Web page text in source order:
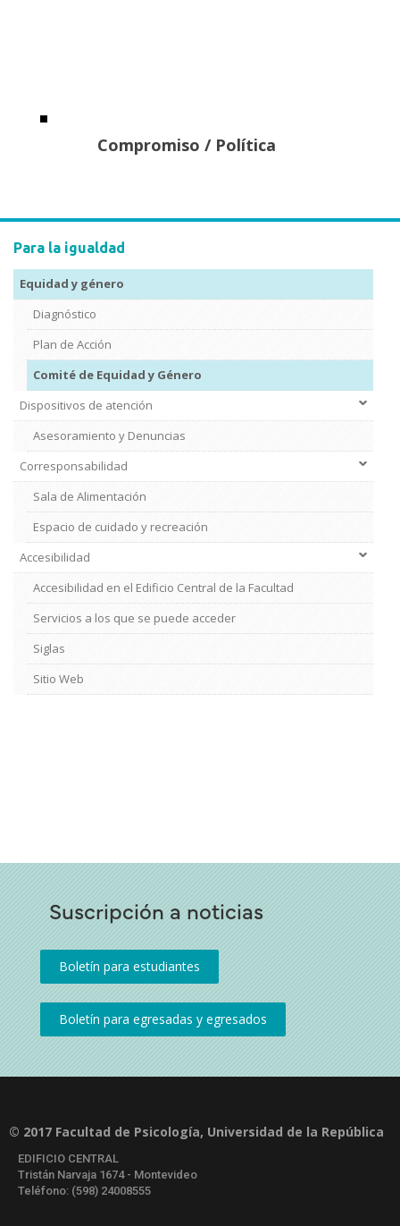
Para la igualdad
Equidad y género
Diagnóstico
Plan de Acción
Comité de Equidad y Género
Dispositivos de atención
Asesoramiento y Denuncias
Corresponsabilidad
Sala de Alimentación
Espacio de cuidado y recreación
Accesibilidad
Accesibilidad en el Edificio Central de la Facultad
Servicios a los que se puede acceder
Siglas
Sitio Web
Compromiso / Política
Suscripción a noticias
© 2017 Facultad de Psicología, Universidad de la República
EDIFICIO CENTRAL
Tristán Narvaja 1674 - Montevideo
Teléfono: (598) 24008555